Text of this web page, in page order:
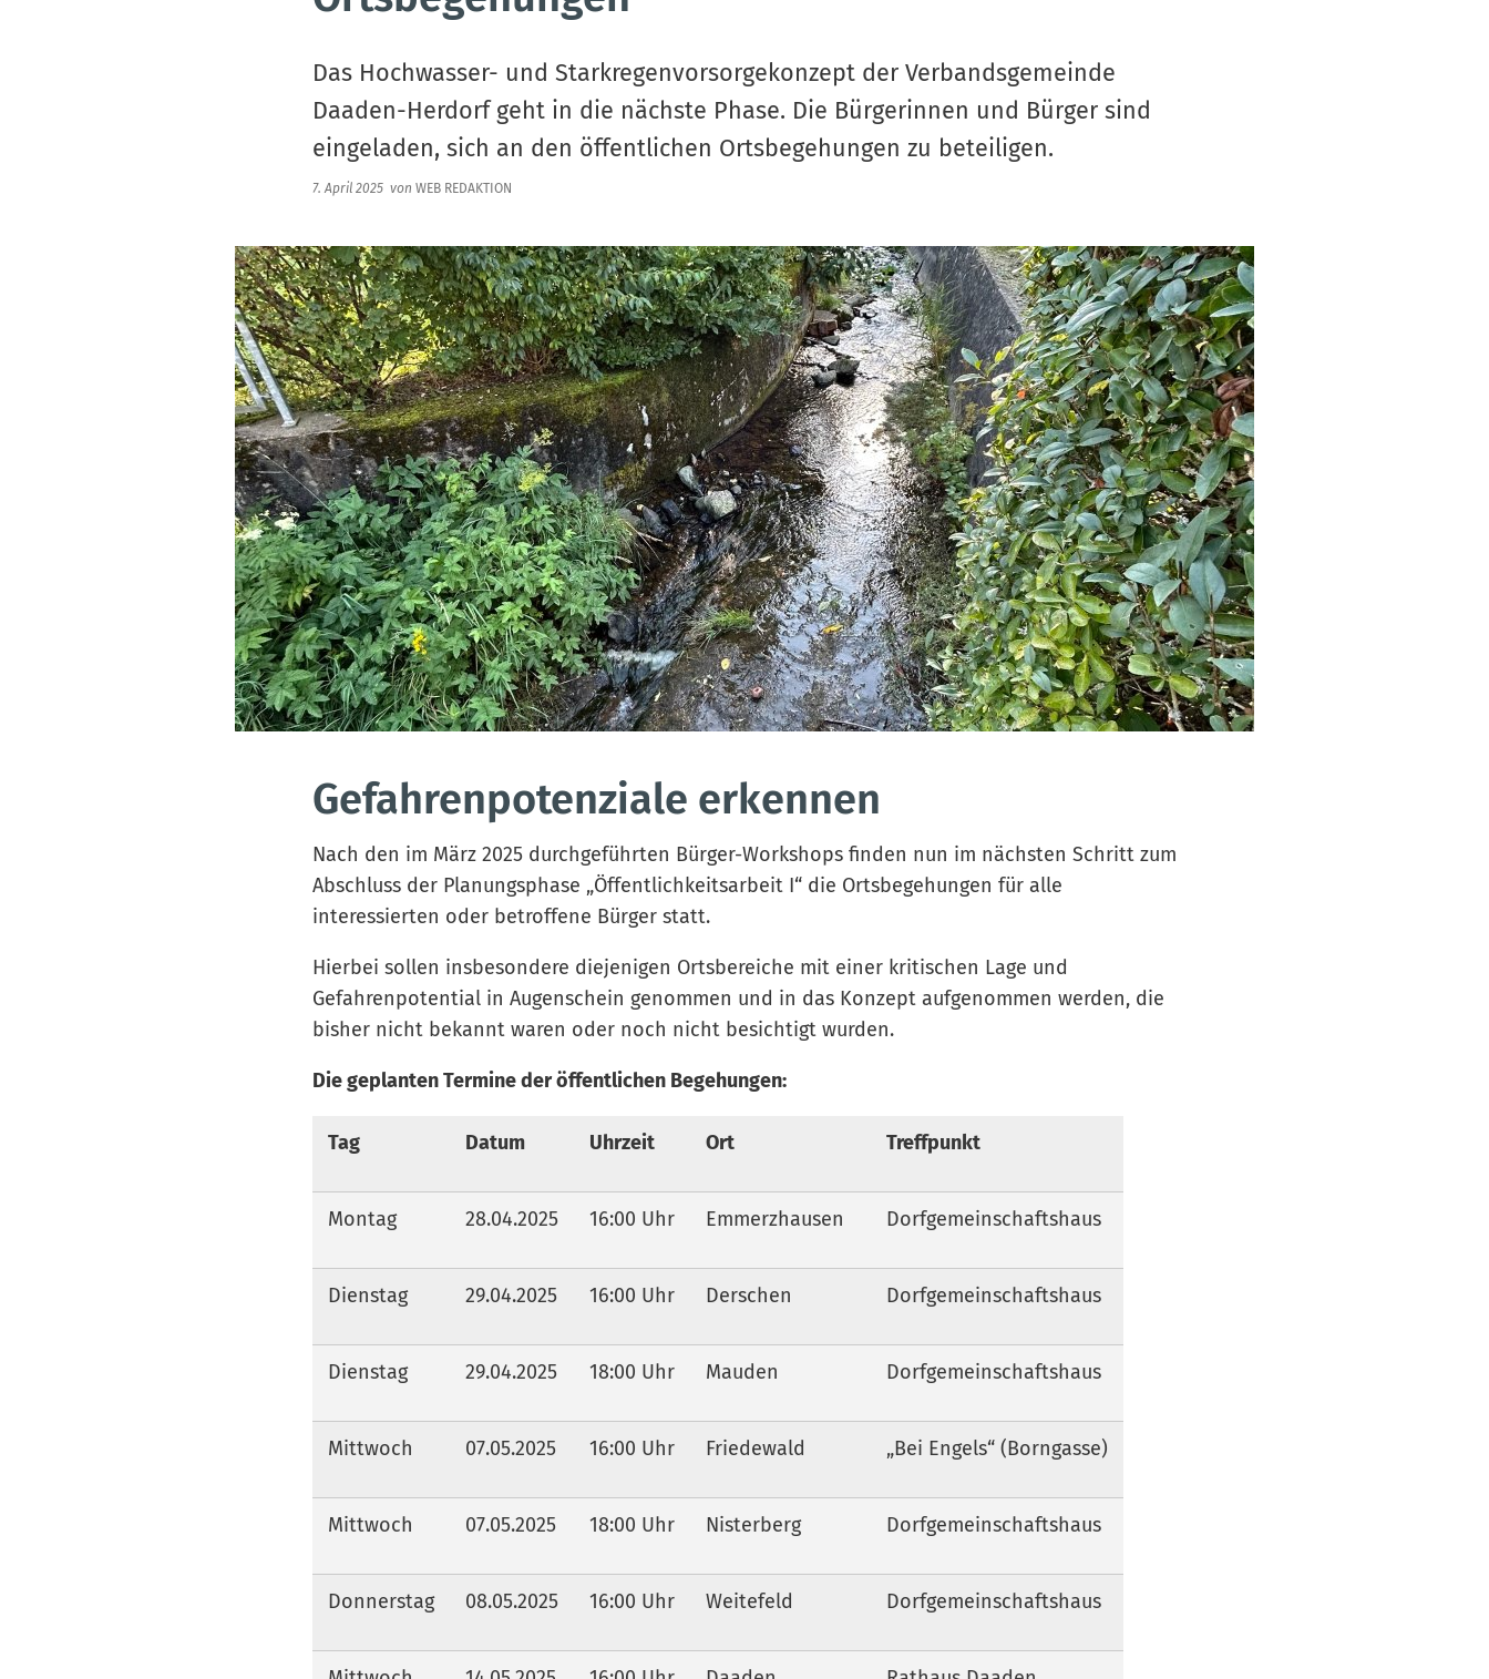
Das Hochwasser- und Starkregenvorsorgekonzept der Verbandsgemeinde
Daaden-Herdorf geht in die nächste Phase. Die Bürgerinnen und Bürger sind
eingeladen, sich an den öffentlichen Ortsbegehungen zu beteiligen.
7. April 2025 von WEB REDAKTION
Gefahrenpotenziale erkennen
Nach den im März 2025 durchgeführten Bürger-Workshops finden nun im nächsten Schritt zum
Abschluss der Planungsphase „Öffentlichkeitsarbeit I“ die Ortsbegehungen für alle
interessierten oder betroffene Bürger statt.
Hierbei sollen insbesondere diejenigen Ortsbereiche mit einer kritischen Lage und
Gefahrenpotential in Augenschein genommen und in das Konzept aufgenommen werden, die
bisher nicht bekannt waren oder noch nicht besichtigt wurden.
Die geplanten Termine der öffentlichen Begehungen:
Tag Datum Uhrzeit Ort Treffpunkt
Montag 28.04.2025 16:00 Uhr Emmerzhausen Dorfgemeinschaftshaus
Dienstag 29.04.2025 16:00 Uhr Derschen Dorfgemeinschaftshaus
Dienstag 29.04.2025 18:00 Uhr Mauden Dorfgemeinschaftshaus
Mittwoch 07.05.2025 16:00 Uhr Friedewald „Bei Engels“ (Borngasse)
Mittwoch 07.05.2025 18:00 Uhr Nisterberg Dorfgemeinschaftshaus
Donnerstag 08.05.2025 16:00 Uhr Weitefeld Dorfgemeinschaftshaus